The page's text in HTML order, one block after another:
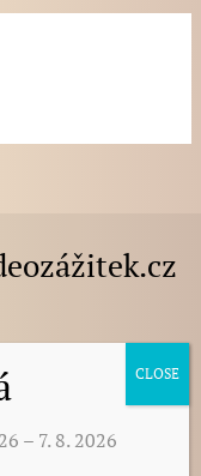
– 7. 8. 2026